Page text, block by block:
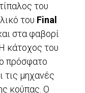
του
του Final
στα φαβορί
κάτοχος του
πρόσφατο
τις μηχανές
κούπας. Ο